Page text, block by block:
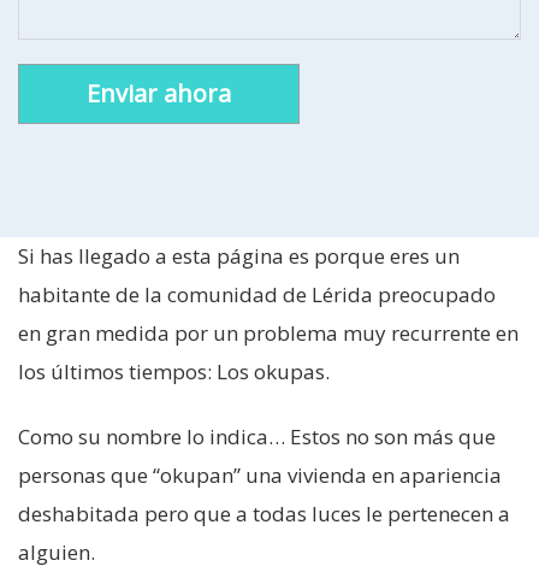
Si has llegado a esta página es porque eres un
habitante de la comunidad de Lérida preocupado
en gran medida por un problema muy recurrente en
los últimos tiempos: Los okupas.
Como su nombre lo indica… Estos no son más que
personas que “okupan” una vivienda en apariencia
deshabitada pero que a todas luces le pertenecen a
alguien.